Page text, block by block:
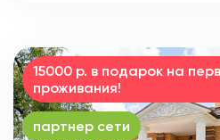
15000 р. в подарок на
проживания!
партнер сети